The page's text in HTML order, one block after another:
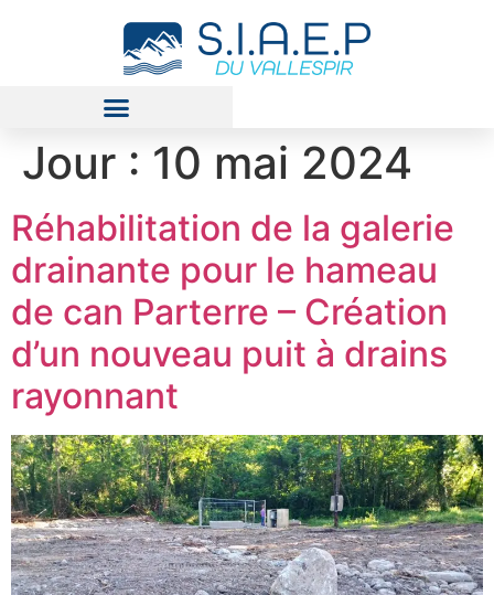
Jour : 10 mai 2024
Réhabilitation de la galerie
drainante pour le hameau
de can Parterre – Création
d’un nouveau puit à drains
rayonnant